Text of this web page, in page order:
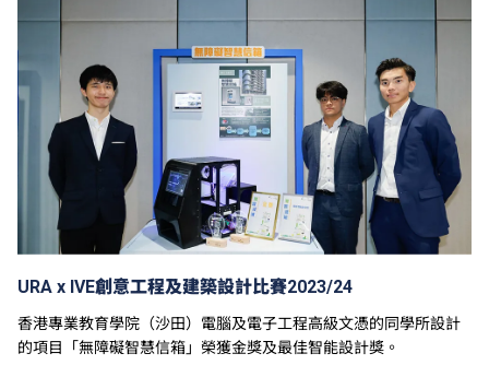
URA x IVE創意工程及建築設計比賽2023/24
香港專業教育學院（沙田）電腦及電子工程高級文憑的同學所設計
的項目「無障礙智慧信箱」榮獲金獎及最佳智能設計獎。